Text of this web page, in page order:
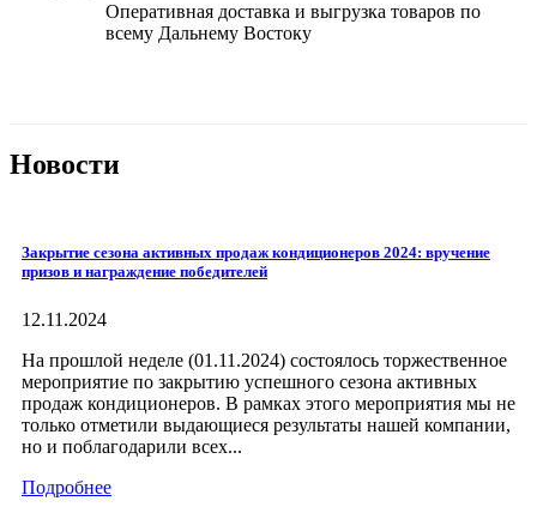
Оперативная доставка и выгрузка товаров по
всему Дальнему Востоку
Новости
Закрытие сезона активных продаж кондиционеров 2024: вручение
призов и награждение победителей
12.11.2024
На прошлой неделе (01.11.2024) состоялось торжественное
мероприятие по закрытию успешного сезона активных
продаж кондиционеров. В рамках этого мероприятия мы не
только отметили выдающиеся результаты нашей компании,
но и поблагодарили всех...
Подробнее